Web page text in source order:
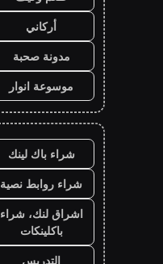
أركاني
مدونة صحبة
موسوعة انوار
شراء باك لينك
شراء روابط نصية
اشراق لنك، شراء
باكلينكات
التدريس